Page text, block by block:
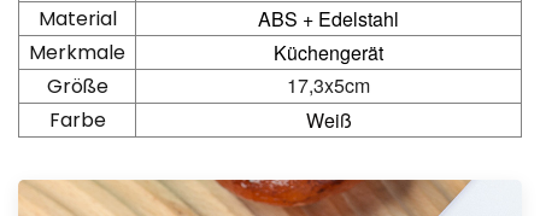
Material
ABS + Edelstahl
Merkmale
Küchengerät
Größe
17,3x5cm
Farbe
Weiß